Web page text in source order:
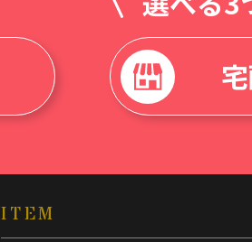
ITEM